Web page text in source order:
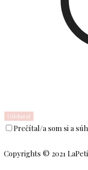
Prečítal/a som si a
Copyrights © 2021